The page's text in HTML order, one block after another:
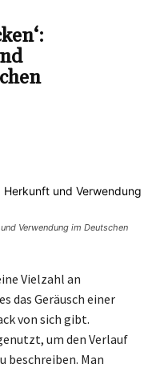
Verwendung im Deutschen
Vielzahl an
das Geräusch einer
von sich gibt.
um den Verlauf
beschreiben. Man